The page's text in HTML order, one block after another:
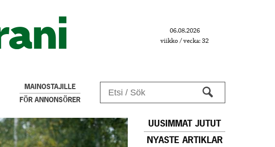
06.08.2026
viikko / vecka: 32
MAINOSTAJILLE
FÖR ANNONSÖRER
UUSIMMAT JUTUT
NYASTE ARTIKLAR